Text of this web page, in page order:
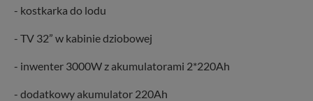
- kostkarka do lodu
- TV 32” w kabinie dziobowej
- inwenter 3000W z akumulatorami 2*220Ah
- dodatkowy akumulator 220Ah
Dziękujemy, i życzmy miłego odkrywania Mazur na